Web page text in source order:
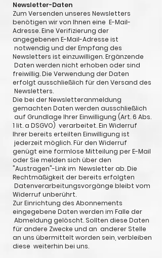
Newsletter-Daten
Zum Versenden unseres Newsletters
benötigen wir von Ihnen eine E-Mail-
Adresse. Eine Verifizierung der
angegebenen E-Mail-Adresse ist
notwendig und der Empfang des
Newsletters ist einzuwilligen. Ergänzende
Daten werden nicht erhoben oder sind
freiwillig. Die Verwendung der Daten
erfolgt ausschließlich für den Versand des
Newsletters.
Die bei der Newsletteranmeldung
gemachten Daten werden ausschließlich
auf Grundlage Ihrer Einwilligung (Art. 6 Abs.
1 lit. a DSGVO) verarbeitet. Ein Widerruf
Ihrer bereits erteilten Einwilligung ist
jederzeit möglich. Für den Widerruf
genügt eine formlose Mitteilung per E-Mail
oder Sie melden sich über den
"Austragen"-Link im Newsletter ab. Die
Rechtmäßigkeit der bereits erfolgten
Datenverarbeitungsvorgänge bleibt vom
Widerruf unberührt.
Zur Einrichtung des Abonnements
eingegebene Daten werden im Falle der
Abmeldung gelöscht. Sollten diese Daten
für andere Zwecke und an anderer Stelle
an uns übermittelt worden sein, verbleiben
diese weiterhin bei uns.